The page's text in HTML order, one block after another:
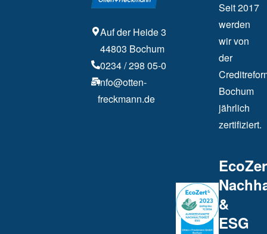
Seit 2017
werden
wir von
der
Bochum
jährlich
zertifiziert.
&
ESG
Auf der Heide 3
44803 Bochum
0234 / 298 05-0
info@otten-
freckmann.de